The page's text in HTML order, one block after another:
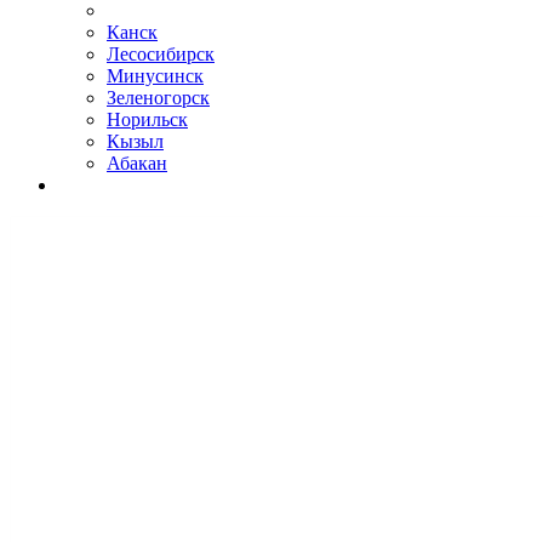
Канск
Лесосибирск
Минусинск
Зеленогорск
Норильск
Кызыл
Абакан